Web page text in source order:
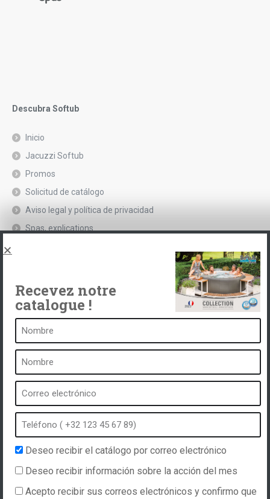
Descubra Softub
Inicio
Jacuzzi Softub
Promos
Solicitud de catálogo
Aviso legal y política de privacidad
Spas, explications
¿Qué es un balneario?
Spa interior
Spa exterior
Spa en invierno
Recevez notre
catalogue !
Deseo recibir el catálogo por correo electrónico
Deseo recibir información sobre la acción del mes
Acepto recibir sus correos electrónicos y confirmo que